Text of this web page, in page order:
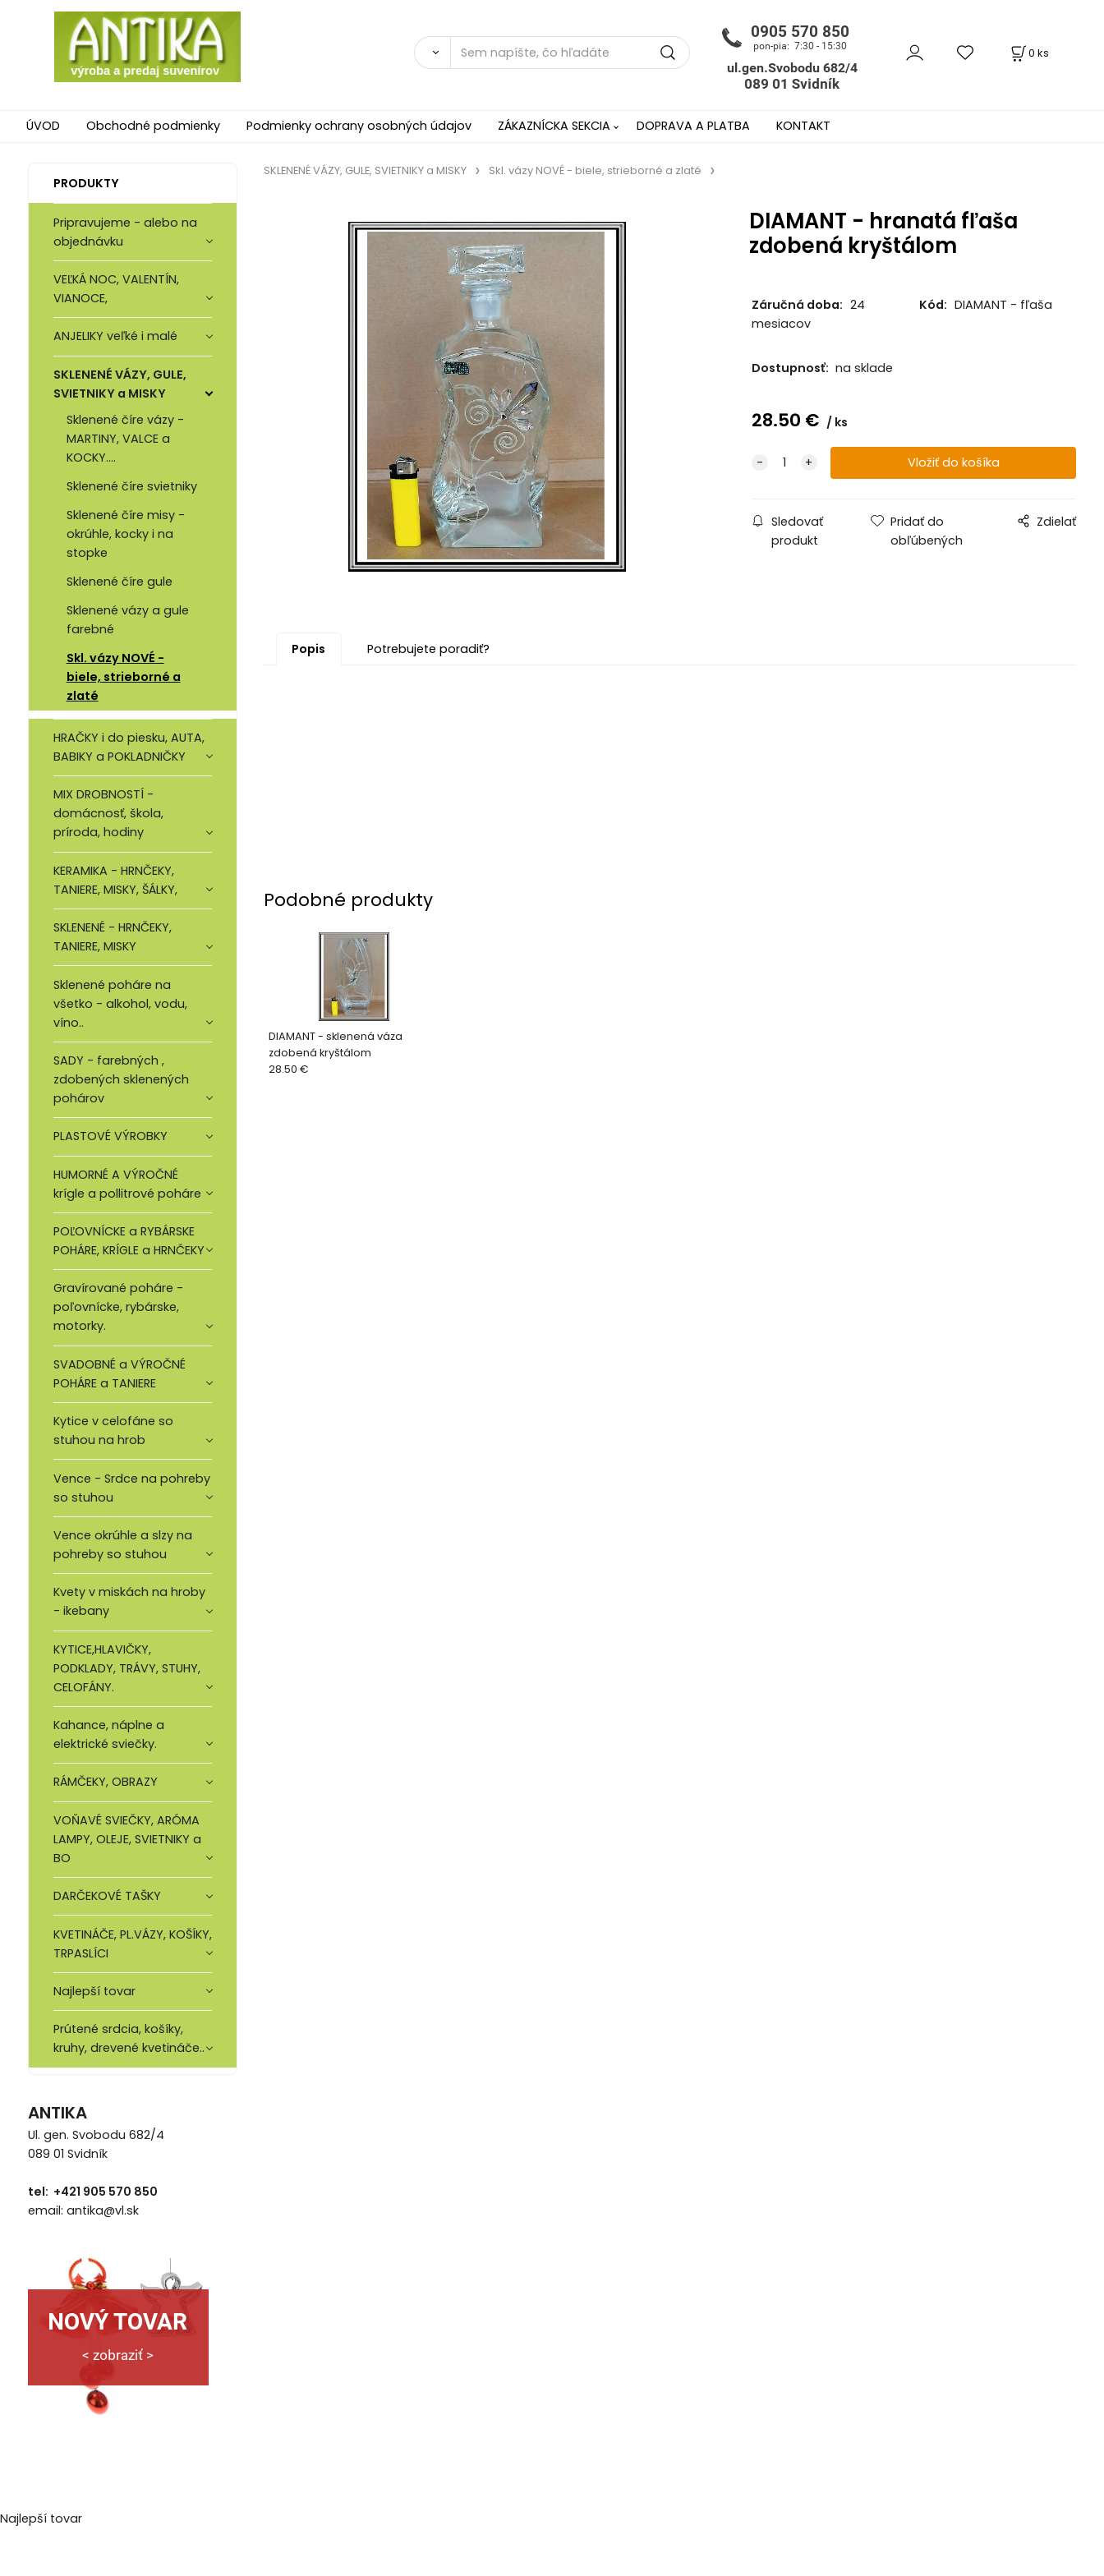
0 ks
ÚVOD Obchodné podmienky Podmienky ochrany osobných údajov ZÁKAZNÍCKA SEKCIA DOPRAVA A PLATBA KONTAKT
PRODUKTY
Pripravujeme - alebo na
objednávku
VEĽKÁ NOC, VALENTÍN,
VIANOCE,
ANJELIKY veľké i malé
SKLENENÉ VÁZY, GULE,
SVIETNIKY a MISKY
Sklenené číre vázy -
MARTINY, VALCE a
KOCKY....
Sklenené číre svietniky
Sklenené číre misy -
okrúhle, kocky i na
stopke
Sklenené číre gule
Sklenené vázy a gule
farebné
Skl. vázy NOVÉ -
biele, strieborné a
zlaté
HRAČKY i do piesku, AUTA,
BABIKY a POKLADNIČKY
MIX DROBNOSTÍ -
domácnosť, škola,
príroda, hodiny
KERAMIKA - HRNČEKY,
TANIERE, MISKY, ŠÁLKY,
SKLENENÉ - HRNČEKY,
TANIERE, MISKY
Sklenené poháre na
všetko - alkohol, vodu,
víno..
SADY - farebných ,
zdobených sklenených
pohárov
PLASTOVÉ VÝROBKY
HUMORNÉ A VÝROČNÉ
krígle a pollitrové poháre
POĽOVNÍCKE a RYBÁRSKE
POHÁRE, KRÍGLE a HRNČEKY
Gravírované poháre -
poľovnícke, rybárske,
motorky.
SVADOBNÉ a VÝROČNÉ
POHÁRE a TANIERE
Kytice v celofáne so
stuhou na hrob
Vence - Srdce na pohreby
so stuhou
Vence okrúhle a slzy na
pohreby so stuhou
Kvety v miskách na hroby
- ikebany
KYTICE,HLAVIČKY,
PODKLADY, TRÁVY, STUHY,
CELOFÁNY.
Kahance, náplne a
elektrické sviečky.
RÁMČEKY, OBRAZY
VOŇAVÉ SVIEČKY, ARÓMA
LAMPY, OLEJE, SVIETNIKY a
BO
DARČEKOVÉ TAŠKY
KVETINÁČE, PL.VÁZY, KOŠÍKY,
TRPASLÍCI
Najlepší tovar
Prútené srdcia, košíky,
kruhy, drevené kvetináče..
ANTIKA
Ul. gen. Svobodu 682/4
089 01 Svidník
tel: +421 905 570 850
email: antika@vl.sk
SKLENENÉ VÁZY, GULE, SVIETNIKY a MISKY Skl. vázy NOVÉ - biele, strieborné a zlaté
DIAMANT - hranatá fľaša
zdobená kryštálom
Záručná doba: 24
mesiacov
Kód: DIAMANT - fľaša
Dostupnosť: na sklade
28.50 € ks
Sledovať
produkt
Pridať do
obľúbených
Zdielať
Popis Potrebujete poradiť?
Podobné produkty
DIAMANT - sklenená váza
zdobená kryštálom
28.50 €
Najlepší tovar